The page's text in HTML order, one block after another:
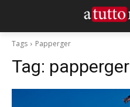
Tags Papperger
Tag: papperger